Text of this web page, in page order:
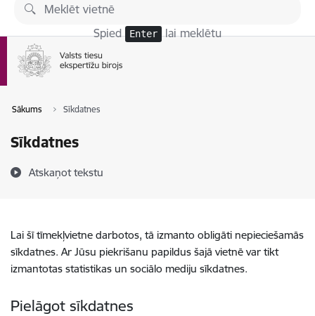
Pāriet uz lapas saturu
Spied Enter lai meklētu
Sākums Sīkdatnes
Sīkdatnes
Atskaņot tekstu
Lai šī tīmekļvietne darbotos, tā izmanto obligāti nepieciešamās
sīkdatnes. Ar Jūsu piekrišanu papildus šajā vietnē var tikt
izmantotas statistikas un sociālo mediju sīkdatnes.
Pielāgot sīkdatnes